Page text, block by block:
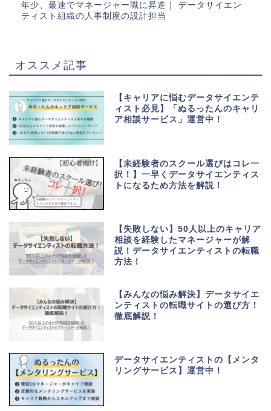
年少、最速でマネージャー職に昇進｜ データサイエン
ティスト組織の人事制度の設計担当
オススメ記事
【キャリアに悩むデータサイエンテ
ィスト必見】「ぬるったんのキャリ
ア相談サービス」運営中！
【未経験者のスクール選びはコレ一
択！】一早くデータサイエンティス
トになるため方法を解説！
【失敗しない】50人以上のキャリア
相談を経験したマネージャーが解
説！データサイエンティストの転職
方法！
【みんなの悩み解決】データサイエ
ンティストの転職サイトの選び方！
徹底解説！
データサイエンティストの【メンタ
リングサービス】運営中！